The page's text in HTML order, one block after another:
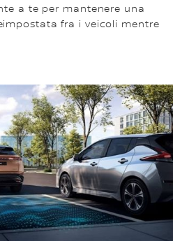
a te per mantenere una
fra i veicoli mentre